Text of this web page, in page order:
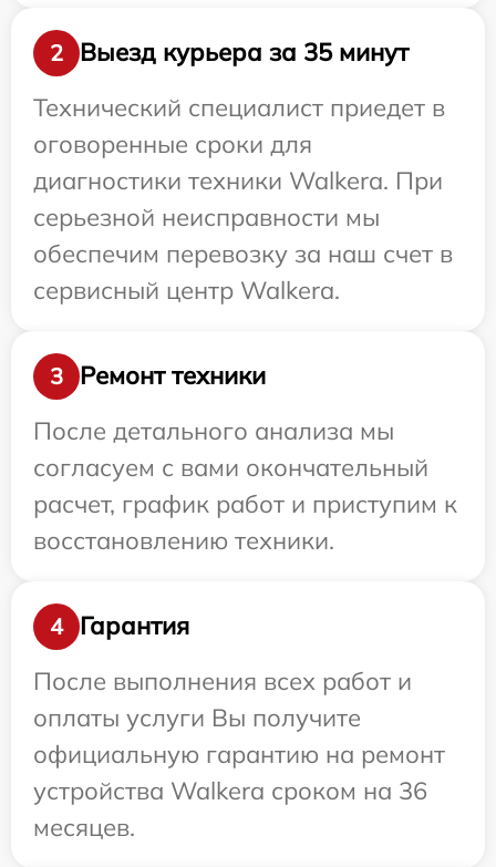
2
Выезд курьера за 35 минут
Технический специалист приедет в
оговоренные сроки для
диагностики техники Walkera. При
серьезной неисправности мы
обеспечим перевозку за наш счет в
сервисный центр Walkera.
3
Ремонт техники
После детального анализа мы
согласуем с вами окончательный
расчет, график работ и приступим к
восстановлению техники.
4
Гарантия
После выполнения всех работ и
оплаты услуги Вы получите
официальную гарантию на ремонт
устройства Walkera сроком на 36
месяцев.